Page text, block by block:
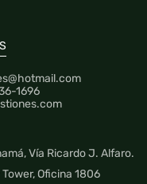
1696
Vía Ricardo J. Alfaro.
Oficina 1806